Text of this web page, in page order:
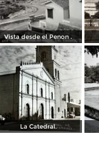
Vista desde el Penon .
La Catedral.